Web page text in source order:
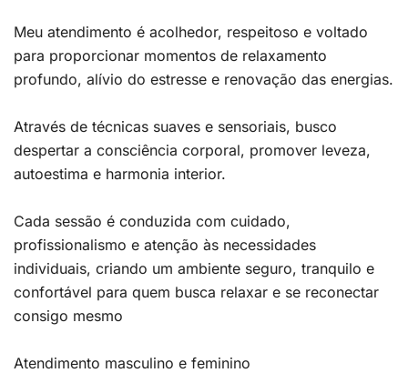
Meu atendimento é acolhedor, respeitoso e voltado
para proporcionar momentos de relaxamento
profundo, alívio do estresse e renovação das energias.
Através de técnicas suaves e sensoriais, busco
despertar a consciência corporal, promover leveza,
autoestima e harmonia interior.
Cada sessão é conduzida com cuidado,
profissionalismo e atenção às necessidades
individuais, criando um ambiente seguro, tranquilo e
confortável para quem busca relaxar e se reconectar
consigo mesmo
Atendimento masculino e feminino